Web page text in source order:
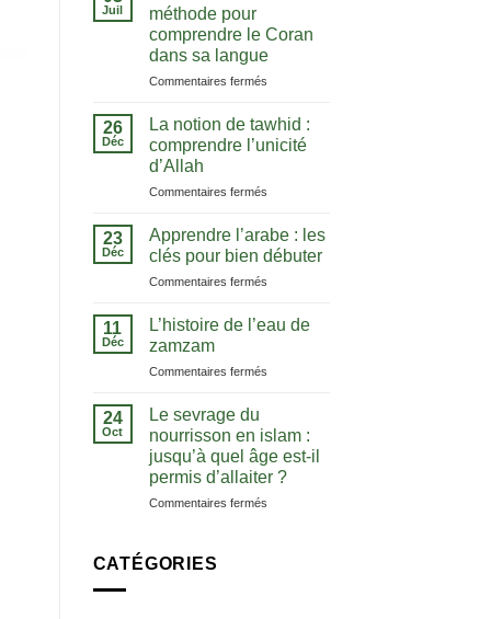
Juil
méthode pour
comprendre le Coran
dans sa langue
Commentaires ferméssur
d’arabe
la
pour
le
Coran
dans
sa
26
Déc
La notion de tawhid :
comprendre l’unicité
d’Allah
Commentaires ferméssur
notion
de
tawhid
:
l’unicité
23
Déc
Apprendre l’arabe : les
clés pour bien débuter
Commentaires ferméssur
l’arabe
clés
débuter
11
Déc
L’histoire de l’eau de
zamzam
Commentaires ferméssur
l’eau
de
zamzam
24
Oct
Le sevrage du
nourrisson en islam :
jusqu’à quel âge est-il
permis d’allaiter ?
Commentaires ferméssur
CATÉGORIES